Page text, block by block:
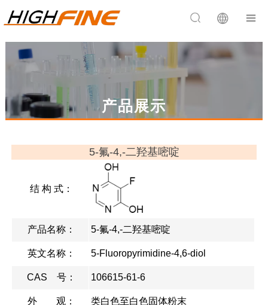
 
产品展示
5-氟-4,-二羟基嘧啶
结 构 式：
产品名称： 5-氟-4,-二羟基嘧啶
英文名称： 5-Fluoropyrimidine-4,6-diol
CAS 号： 106615-61-6
外 观： 类白色至白色固体粉末